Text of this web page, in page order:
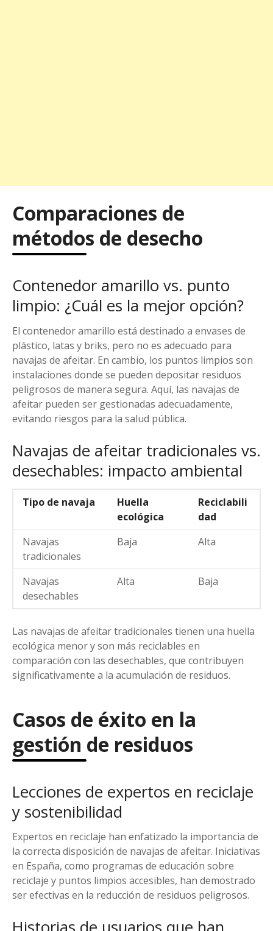
Comparaciones de
métodos de desecho
Contenedor amarillo vs. punto
limpio: ¿Cuál es la mejor opción?
El contenedor amarillo está destinado a envases de
plástico, latas y briks, pero no es adecuado para
navajas de afeitar. En cambio, los puntos limpios son
instalaciones donde se pueden depositar residuos
peligrosos de manera segura. Aquí, las navajas de
afeitar pueden ser gestionadas adecuadamente,
evitando riesgos para la salud pública.
Navajas de afeitar tradicionales vs.
desechables: impacto ambiental
Tipo de navaja
Huella
ecológica
Reciclabili
dad
Navajas
tradicionales
Baja Alta
Navajas
desechables
Alta Baja
Las navajas de afeitar tradicionales tienen una huella
ecológica menor y son más reciclables en
comparación con las desechables, que contribuyen
significativamente a la acumulación de residuos.
Casos de éxito en la
gestión de residuos
Lecciones de expertos en reciclaje
y sostenibilidad
Expertos en reciclaje han enfatizado la importancia de
la correcta disposición de navajas de afeitar. Iniciativas
en España, como programas de educación sobre
reciclaje y puntos limpios accesibles, han demostrado
ser efectivas en la reducción de residuos peligrosos.